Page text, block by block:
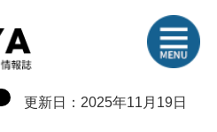
更新日：2025年11月19日